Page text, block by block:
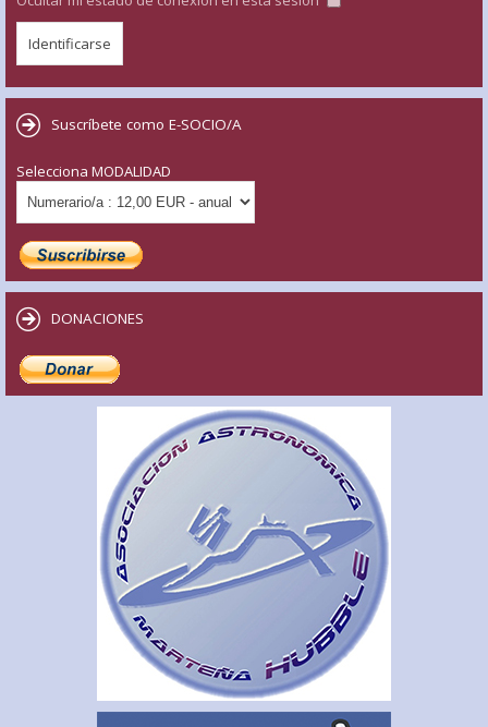
Suscríbete como E-SOCIO/A
Selecciona MODALIDAD
DONACIONES